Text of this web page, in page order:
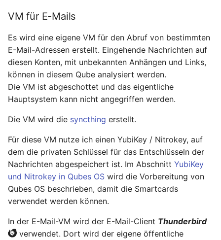
VM für E-Mails
Es wird eine eigene VM für den Abruf von bestimmten
E-Mail-Adressen erstellt. Eingehende Nachrichten auf
diesen Konten, mit unbekannten Anhängen und Links,
können in diesem Qube analysiert werden.
Die VM ist abgeschottet und das eigentliche
Hauptsystem kann nicht angegriffen werden.
Die VM wird die syncthing erstellt.
Für diese VM nutze ich einen YubiKey / Nitrokey, auf
dem die privaten Schlüssel für das Entschlüsseln der
Nachrichten abgespeichert ist. Im Abschnitt YubiKey
und Nitrokey in Qubes OS wird die Vorbereitung von
Qubes OS beschrieben, damit die Smartcards
verwendet werden können.
In der E-Mail-VM wird der E-Mail-Client Thunderbird
verwendet. Dort wird der eigene öffentliche